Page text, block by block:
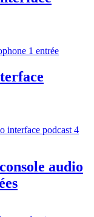
audio